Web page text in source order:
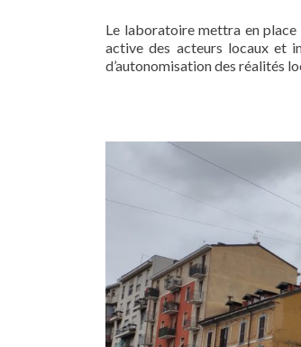
Le laboratoire mettra en
active des acteurs locaux et
d’autonomisation des réalités